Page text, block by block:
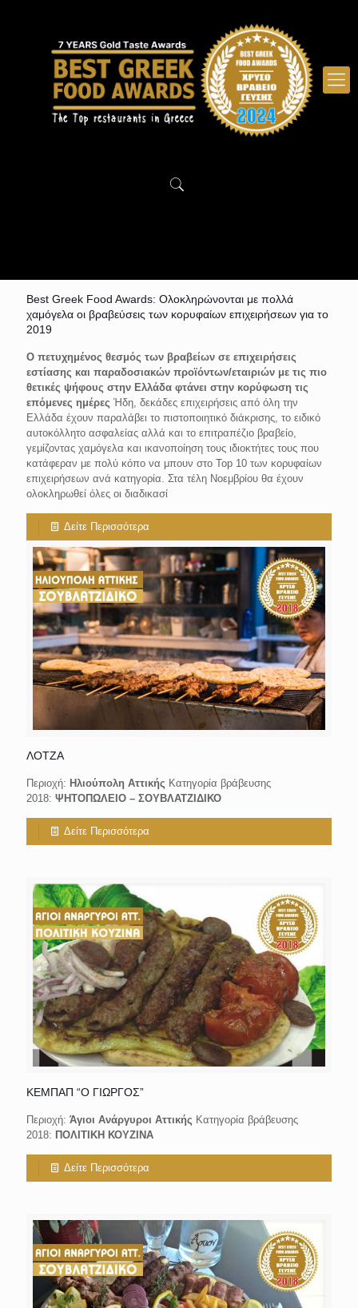
Best Greek Food Awards: Ολοκληρώνονται με πολλά
χαμόγελα οι βραβεύσεις των κορυφαίων επιχειρήσεων για το
2019
Ο πετυχημένος θεσμός των βραβείων σε επιχειρήσεις
εστίασης και παραδοσιακών προϊόντων/εταιριών με τις πιο
θετικές ψήφους στην Ελλάδα φτάνει στην κορύφωση τις
επόμενες ημέρες Ήδη, δεκάδες επιχειρήσεις από όλη την
Ελλάδα έχουν παραλάβει το πιστοποιητικό διάκρισης, το ειδικό
αυτοκόλλητο ασφαλείας αλλά και το επιτραπέζιο βραβείο,
γεμίζοντας χαμόγελα και ικανοποίηση τους ιδιοκτήτες τους που
κατάφεραν με πολύ κόπο να μπουν στο Top 10 των κορυφαίων
επιχειρήσεων ανά κατηγορία. Στα τέλη Νοεμβρίου θα έχουν
ολοκληρωθεί όλες οι διαδικασί
Δείτε Περισσότερα
ΛΟΤΖΑ
Περιοχή: Ηλιούπολη Αττικής Κατηγορία βράβευσης
2018: ΨΗΤΟΠΩΛΕΙΟ – ΣΟΥΒΛΑΤΖΙΔΙΚΟ
Δείτε Περισσότερα
ΚΕΜΠΑΠ “Ο ΓΙΩΡΓΟΣ”
Περιοχή: Άγιοι Ανάργυροι Αττικής Κατηγορία βράβευσης
2018: ΠΟΛΙΤΙΚΗ ΚΟΥΖΙΝΑ
Δείτε Περισσότερα